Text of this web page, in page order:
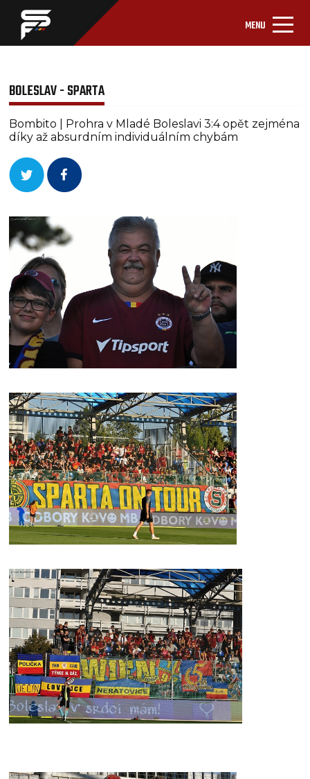
MENU
BOLESLAV - SPARTA
Bombito | Prohra v Mladé Boleslavi 3:4 opět zejména
díky až absurdním individuálním chybám